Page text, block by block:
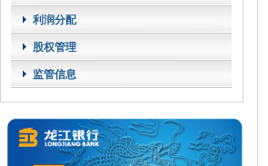
利润分配
股权管理
监管信息